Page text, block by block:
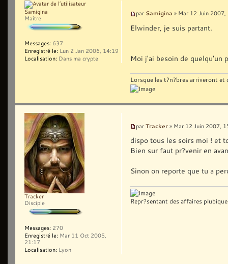
par Samigina » Mar 12 Juin
Elwinder, je suis partant.
Moi j'ai besoin de quelqu'un
Lorsque les t?n?bres arriveront et
Samigina
Maître
Messages: 637
Enregistré le: Lun 2 Jan 2006, 14:19
Localisation: Dans ma crypte
par Tracker » Mar 12 Juin 2007,
dispo tous les soirs moi ! et
Bien sur faut pr?venir en
Sinon on reporte que tu a
Repr?sentant des affaires
Tracker
Disciple
Messages: 270
Enregistré le: Mar 11 Oct 2005,
21:17
Localisation: Lyon